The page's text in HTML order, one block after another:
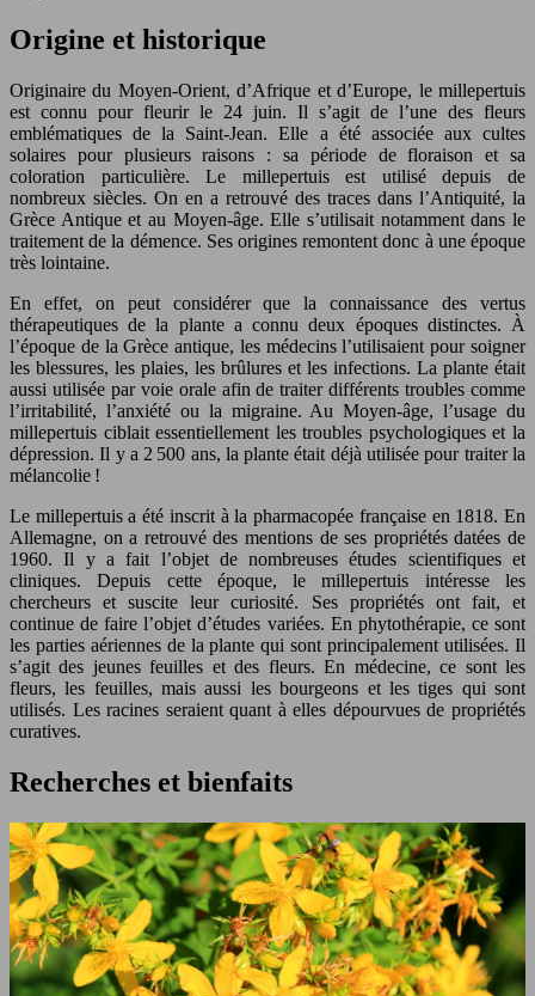
Origine et historique
Originaire du Moyen-Orient, d’Afrique et d’Europe, le millepertuis
est connu pour fleurir le 24 juin. Il s’agit de l’une des fleurs
emblématiques de la Saint-Jean. Elle a été associée aux cultes
solaires pour plusieurs raisons : sa période de floraison et sa
coloration particulière. Le millepertuis est utilisé depuis de
nombreux siècles. On en a retrouvé des traces dans l’Antiquité, la
Grèce Antique et au Moyen-âge. Elle s’utilisait notamment dans le
traitement de la démence. Ses origines remontent donc à une époque
très lointaine.
En effet, on peut considérer que la connaissance des vertus
thérapeutiques de la plante a connu deux époques distinctes. À
l’époque de la Grèce antique, les médecins l’utilisaient pour soigner
les blessures, les plaies, les brûlures et les infections. La plante était
aussi utilisée par voie orale afin de traiter différents troubles comme
l’irritabilité, l’anxiété ou la migraine. Au Moyen-âge, l’usage du
millepertuis ciblait essentiellement les troubles psychologiques et la
dépression. Il y a 2 500 ans, la plante était déjà utilisée pour traiter la
mélancolie !
Le millepertuis a été inscrit à la pharmacopée française en 1818. En
Allemagne, on a retrouvé des mentions de ses propriétés datées de
1960. Il y a fait l’objet de nombreuses études scientifiques et
cliniques. Depuis cette époque, le millepertuis intéresse les
chercheurs et suscite leur curiosité. Ses propriétés ont fait, et
continue de faire l’objet d’études variées. En phytothérapie, ce sont
les parties aériennes de la plante qui sont principalement utilisées. Il
s’agit des jeunes feuilles et des fleurs. En médecine, ce sont les
fleurs, les feuilles, mais aussi les bourgeons et les tiges qui sont
utilisés. Les racines seraient quant à elles dépourvues de propriétés
curatives.
Recherches et bienfaits